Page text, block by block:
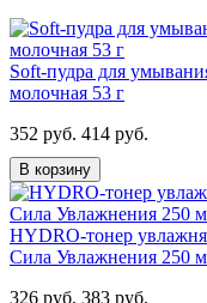
Soft-пудра для
молочная 53 г
352 руб. 414 руб.
В корзину
HYDRO-тонер
Сила Увлажнения 250
326 руб. 383 руб.